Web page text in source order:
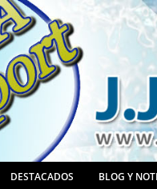
DESTACADOS BLOG Y